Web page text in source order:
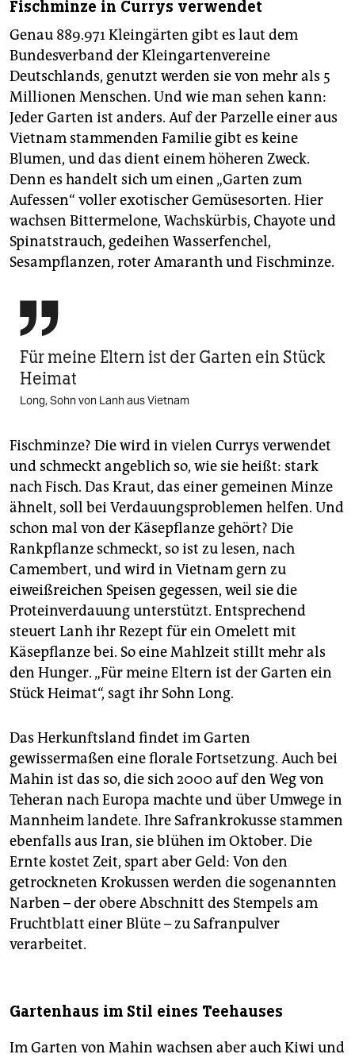
Fischminze in Currys verwendet
Genau 889.971 Kleingärten gibt es laut dem
Bundesverband der Kleingartenvereine
Deutschlands, genutzt werden sie von mehr als 5
Millionen Menschen. Und wie man sehen kann:
Jeder Garten ist anders. Auf der Parzelle einer aus
Vietnam stammenden Familie gibt es keine
Blumen, und das dient einem höheren Zweck.
Denn es handelt sich um einen „Garten zum
Aufessen“ voller exotischer Gemüsesorten. Hier
wachsen Bittermelone, Wachskürbis, Chayote und
Spinatstrauch, gedeihen Wasserfenchel,
Sesampflanzen, roter Amaranth und Fischminze.

Für meine Eltern ist der Garten ein Stück
Heimat
Long, Sohn von Lanh aus Vietnam
Fischminze? Die wird in vielen Currys verwendet
und schmeckt angeblich so, wie sie heißt: stark
nach Fisch. Das Kraut, das einer gemeinen Minze
ähnelt, soll bei Verdauungsproblemen helfen. Und
schon mal von der Käsepflanze gehört? Die
Rankpflanze schmeckt, so ist zu lesen, nach
Camembert, und wird in Vietnam gern zu
eiweißreichen Speisen gegessen, weil sie die
Proteinverdauung unterstützt. Entsprechend
steuert Lanh ihr Rezept für ein Omelett mit
Käsepflanze bei. So eine Mahlzeit stillt mehr als
den Hunger. „Für meine Eltern ist der Garten ein
Stück Heimat“, sagt ihr Sohn Long.
Das Herkunftsland findet im Garten
gewissermaßen eine florale Fortsetzung. Auch bei
Mahin ist das so, die sich 2000 auf den Weg von
Teheran nach Europa machte und über Umwege in
Mannheim landete. Ihre Safrankrokusse stammen
ebenfalls aus Iran, sie blühen im Oktober. Die
Ernte kostet Zeit, spart aber Geld: Von den
getrockneten Krokussen werden die sogenannten
Narben – der obere Abschnitt des Stempels am
Fruchtblatt einer Blüte – zu Safranpulver
verarbeitet.
Gartenhaus im Stil eines Teehauses
Im Garten von Mahin wachsen aber auch Kiwi und